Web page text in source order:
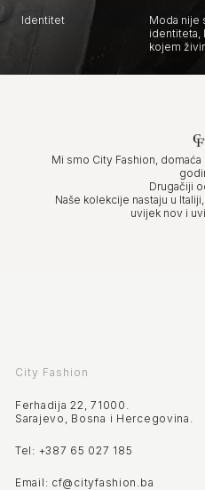
Identitet
Moda nije
identiteta,
kojem
Mi smo City Fashion, domaća
Drugačiji
Naše kolekcije nastaju u
uvijek nov i
City Fashion
Ferhadija 22, 71000.
Sarajevo, Bosna i Hercegovina.
Tel: +387 65 027 185
Email: cf@cityfashion.ba